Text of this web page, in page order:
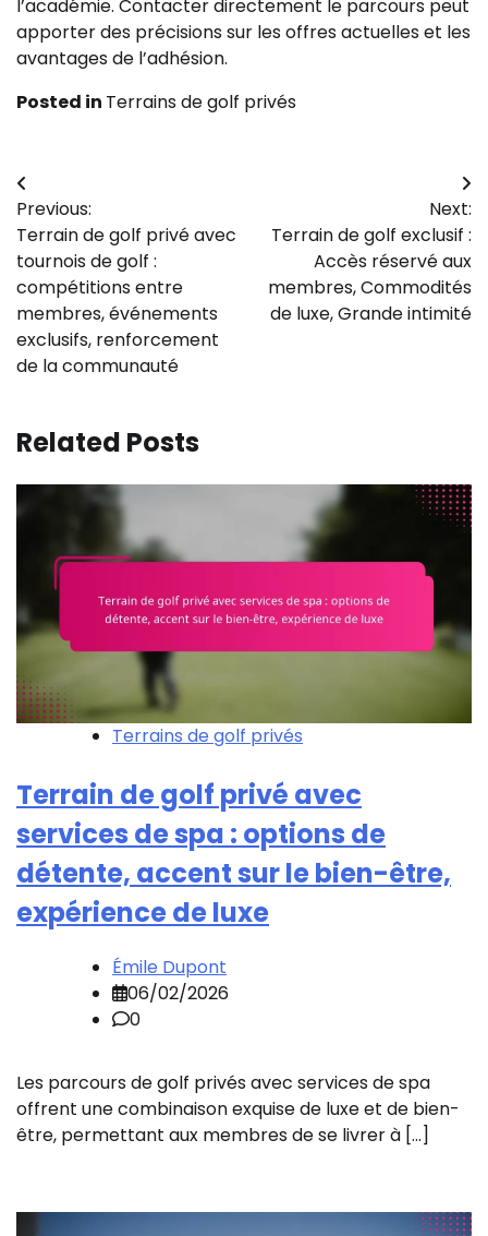
l’académie. Contacter directement le parcours peut
apporter des précisions sur les offres actuelles et les
avantages de l’adhésion.
Posted in Terrains de golf privés
Post
navigation
Previous:
Terrain de golf privé avec
tournois de golf :
compétitions entre
membres, événements
exclusifs, renforcement
de la communauté
Next:
Terrain de golf exclusif :
Accès réservé aux
membres, Commodités
de luxe, Grande intimité
Related Posts
Terrains de golf privés
Terrain de golf privé avec
services de spa : options de
détente, accent sur le bien-être,
expérience de luxe
Émile Dupont
06/02/2026
0
Les parcours de golf privés avec services de spa
offrent une combinaison exquise de luxe et de bien-
être, permettant aux membres de se livrer à […]